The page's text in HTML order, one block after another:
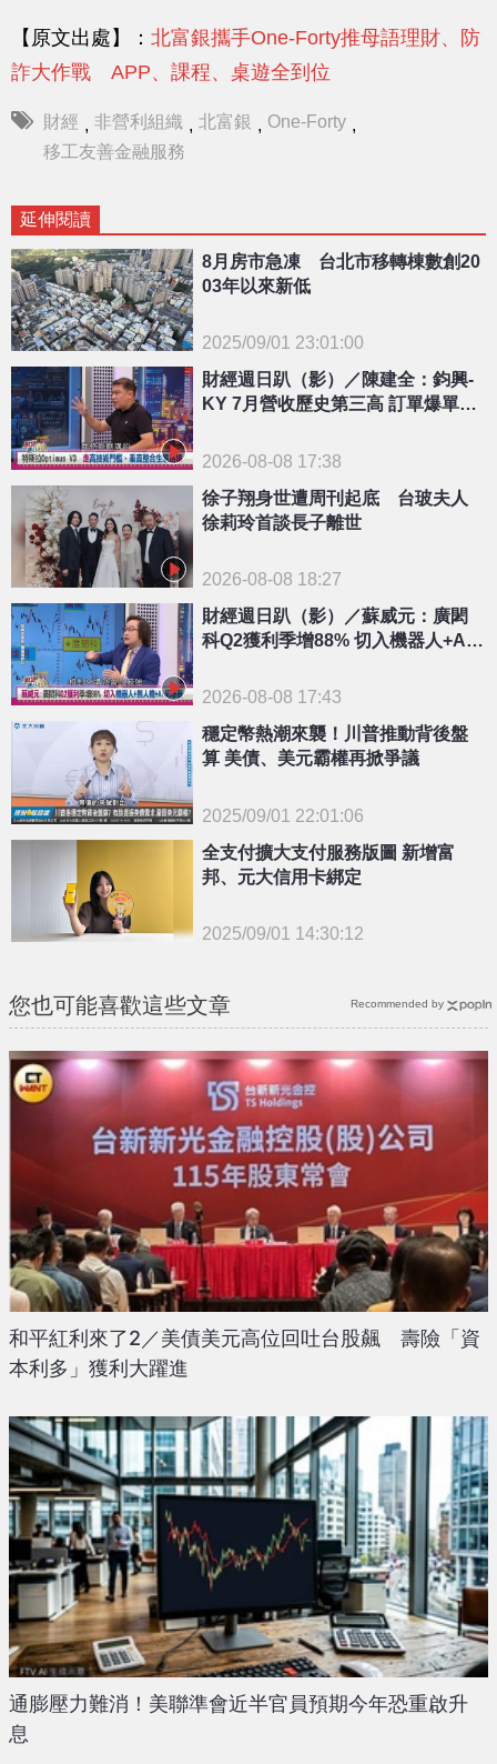
【原文出處】： 北富銀攜手One-Forty推母語理財、防
詐大作戰 APP、課程、桌遊全到位
財經 , 非營利組織 , 北富銀 , One-Forty ,
移工友善金融服務
延伸閱讀
{PLAYICON}
8月房市急凍 台北市移轉棟數創20
03年以來新低
2025/09/01 23:01:00
財經週日趴（影）／陳建全：鈞興-
KY 7月營收歷史第三高 訂單爆單大
2026-08-08 17:38
徐子翔身世遭周刊起底 台玻夫人
徐莉玲首談長子離世
2026-08-08 18:27
財經週日趴（影）／蘇威元：廣閎
科Q2獲利季增88% 切入機器人+AI
2026-08-08 17:43
{PLAYICON}
穩定幣熱潮來襲！川普推動背後盤
算 美債、美元霸權再掀爭議
2025/09/01 22:01:06
全支付擴大支付服務版圖 新增富
邦、元大信用卡綁定
2025/09/01 14:30:12
您也可能喜歡這些文章
和平紅利來了2／美債美元高位回吐台股飆 壽險「資
本利多」獲利大躍進
通膨壓力難消！美聯準會近半官員預期今年恐重啟升
息
Recommended by